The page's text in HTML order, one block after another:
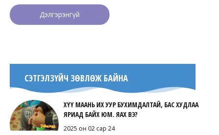
Дэлгэрэнгүй
СЭТГЭЛЗҮЙЧ ЗӨВЛӨЖ БАЙНА
ХҮҮ МААНЬ ИХ УУР БУХИМДАЛТАЙ, БАС ХУДЛАА
ЯРИАД БАЙХ ЮМ. ЯАХ ВЭ?
2025 он 02 сар 24